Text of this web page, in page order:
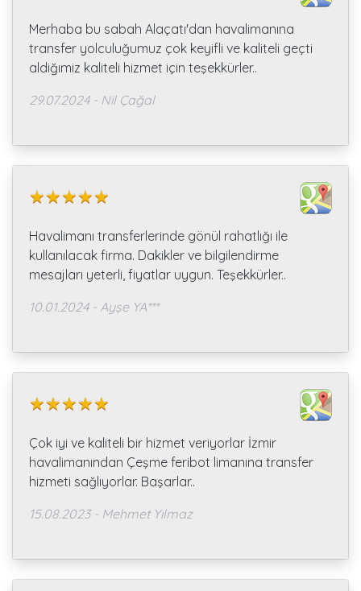
Merhaba bu sabah Alaçatı'dan havalimanına
transfer yolculuğumuz çok keyifli ve kaliteli geçti
aldiğımiz kaliteli hizmet için teşekkürler..
29.07.2024 - Nil Çağal
Havalimanı transferlerinde gönül rahatlığı ile
kullanılacak firma. Dakikler ve bilgilendirme
mesajları yeterli, fiyatlar uygun. Teşekkürler..
10.01.2024 - Ayşe YA***
Çok iyi ve kaliteli bir hizmet veriyorlar İzmir
havalimanından Çeşme feribot limanına transfer
hizmeti sağlıyorlar. Başarlar..
15.08.2023 - Mehmet Yılmaz